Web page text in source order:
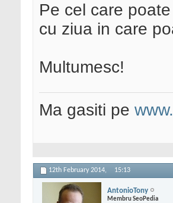
Pe cel care
cu ziua in care
Multumesc!
Ma gasiti pe
12th February 2014, 15:13
AntonioTony
Membru SeoPedia